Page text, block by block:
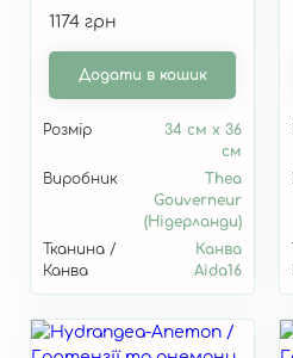
гортензії" T2088A
1174 грн
Додати в кошик
Розмір
34 см x 36
см
Виробник
Thea
Gouverneur
(Нідерланди)
Тканина /
Канва
Канва
Aida16